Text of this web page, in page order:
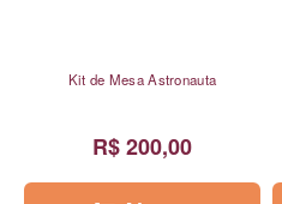
Kit de Mesa Astronauta
R$ 200,00